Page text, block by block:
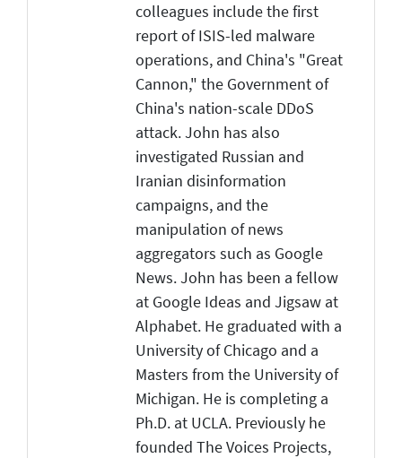
colleagues include the first
report of ISIS-led malware
operations, and China's "Great
Cannon," the Government of
China's nation-scale DDoS
attack. John has also
investigated Russian and
Iranian disinformation
campaigns, and the
manipulation of news
aggregators such as Google
News. John has been a fellow
at Google Ideas and Jigsaw at
Alphabet. He graduated with a
University of Chicago and a
Masters from the University of
Michigan. He is completing a
Ph.D. at UCLA. Previously he
founded The Voices Projects,